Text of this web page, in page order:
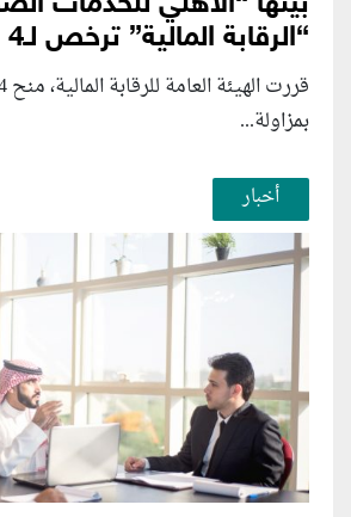
“الرقابة المالية” ترخص لـ4 شركات...
بمزاولة...
أخبار